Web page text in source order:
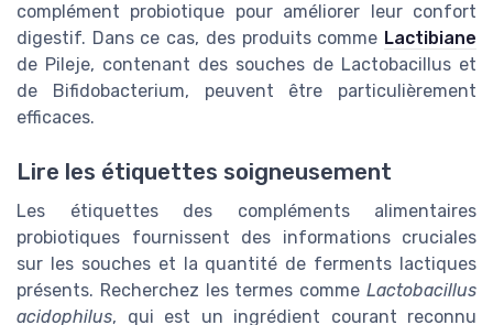
complément probiotique pour améliorer leur confort
digestif. Dans ce cas, des produits comme Lactibiane
de Pileje, contenant des souches de Lactobacillus et
de Bifidobacterium, peuvent être particulièrement
efficaces.
Lire les étiquettes soigneusement
Les étiquettes des compléments alimentaires
probiotiques fournissent des informations cruciales
sur les souches et la quantité de ferments lactiques
présents. Recherchez les termes comme Lactobacillus
acidophilus, qui est un ingrédient courant reconnu